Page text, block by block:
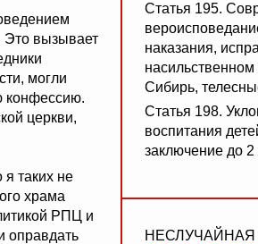
Это вызывает
могли
конфессию.
церкви,
таких не
храма
РПЦ и
оправдать
Статья 195.
наказания,
Сибирь,
Статья 198.
воспитания
заключение до 2
НЕСЛУЧАЙНАЯ